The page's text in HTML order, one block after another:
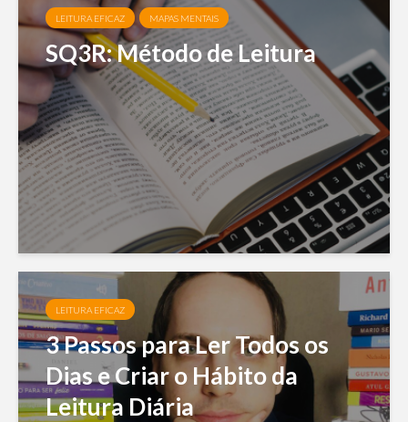
LEITURA EFICAZ MAPAS MENTAIS
SQ3R: Método de Leitura
LEITURA EFICAZ
3 Passos para Ler Todos os
Dias e Criar o Hábito da
Leitura Diária